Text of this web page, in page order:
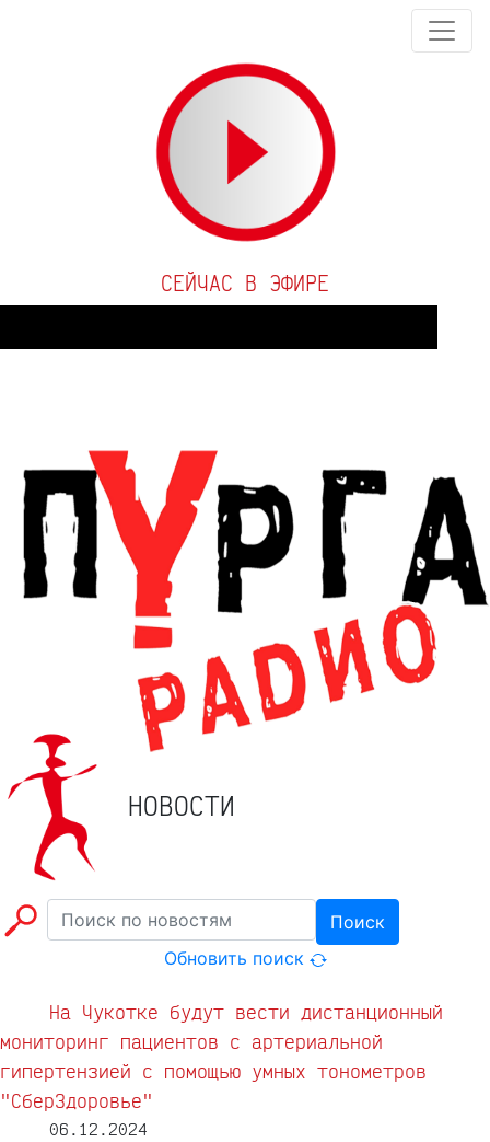
СЕЙЧАС В ЭФИРЕ
Player
НОВОСТИ
Поиск
Обновить поиск
На Чукотке будут вести дистанционный
мониторинг пациентов с артериальной
гипертензией с помощью умных тонометров
"СберЗдоровье"
06.12.2024